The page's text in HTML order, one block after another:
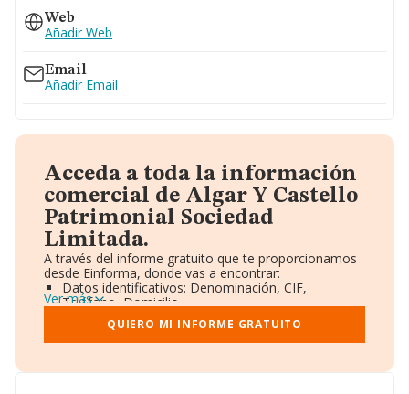
Web
Añadir Web
Email
Añadir Email
Acceda a toda la información
comercial de Algar Y Castello
Patrimonial Sociedad
Limitada.
A través del informe gratuito que te proporcionamos
desde Einforma, donde vas a encontrar:
Datos identificativos: Denominación, CIF,
Teléfono, Domicilio.
Informe Mercantil Completo (BORME).
Gráficos de Evolución Ventas y Empleados.
Consejo de Administración y Administradores.
Accionistas.
Ver más
QUIERO MI INFORME GRATUITO